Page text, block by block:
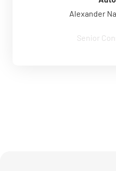
Alexander
Senior